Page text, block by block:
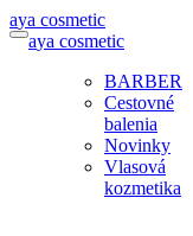
aya cosmetic
aya cosmetic
BARBER
Cestovné
balenia
Novinky
Vlasová
kozmetika